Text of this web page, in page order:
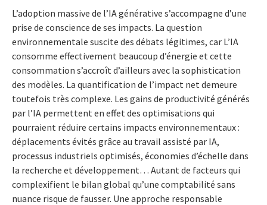
L’adoption massive de l’IA générative s’accompagne d’une
prise de conscience de ses impacts. La question
environnementale suscite des débats légitimes, car L’IA
consomme effectivement beaucoup d’énergie et cette
consommation s’accroît d’ailleurs avec la sophistication
des modèles. La quantification de l’impact net demeure
toutefois très complexe. Les gains de productivité générés
par l’IA permettent en effet des optimisations qui
pourraient réduire certains impacts environnementaux :
déplacements évités grâce au travail assisté par IA,
processus industriels optimisés, économies d’échelle dans
la recherche et développement… Autant de facteurs qui
complexifient le bilan global qu’une comptabilité sans
nuance risque de fausser. Une approche responsable